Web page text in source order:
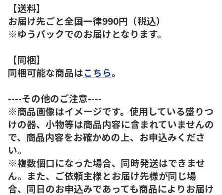
【送料】
お届け先ごと全国一律990円（税込）
※ゆうパックでのお届けとなります。
【同梱】
同梱可能な商品はこちら。
----その他のご注意----
※商品画像はイメージです。使用している盛りつ
けの器、小物等は商品内容に含まれていませんの
で、商品内容をお確かめの上、お申込みくださ
い。
※複数個口になった場合、同時発送はできませ
ん。また、ご依頼主様とお届け先様が同じ場
合、同日のお申込みであっても商品によりお届け